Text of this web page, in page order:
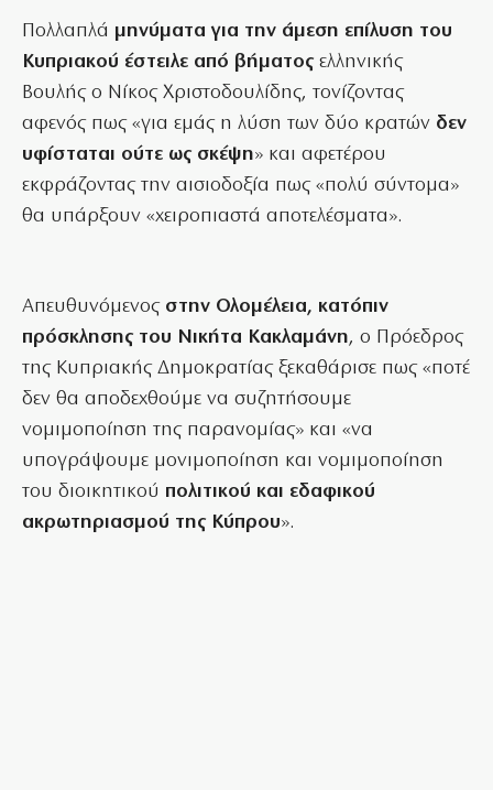
Πολλαπλά μηνύματα για την άμεση επίλυση του
Κυπριακού έστειλε από βήματος ελληνικής
Βουλής ο Νίκος Χριστοδουλίδης, τονίζοντας
αφενός πως «για εμάς η λύση των δύο κρατών δεν
υφίσταται ούτε ως σκέψη» και αφετέρου
εκφράζοντας την αισιοδοξία πως «πολύ σύντομα»
θα υπάρξουν «χειροπιαστά αποτελέσματα».
Απευθυνόμενοςστην Ολομέλεια, κατόπιν
πρόσκλησης του Νικήτα Κακλαμάνη, ο Πρόεδρος
της Κυπριακής Δημοκρατίας ξεκαθάρισε πως «ποτέ
δεν θα αποδεχθούμε να συζητήσουμε
νομιμοποίηση της παρανομίας» και «να
υπογράψουμε μονιμοποίηση και νομιμοποίηση
του διοικητικού πολιτικού και εδαφικού
ακρωτηριασμού της Κύπρου».